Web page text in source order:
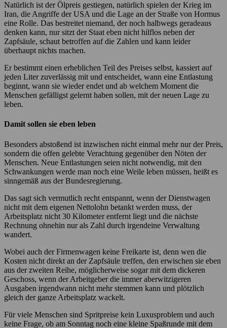
Natürlich ist der Ölpreis gestiegen, natürlich spielen der Krieg im
Iran, die Angriffe der USA und die Lage an der Straße von Hormus
eine Rolle. Das bestreitet niemand, der noch halbwegs geradeaus
denken kann, nur sitzt der Staat eben nicht hilflos neben der
Zapfsäule, schaut betroffen auf die Zahlen und kann leider
überhaupt nichts machen.
Er bestimmt einen erheblichen Teil des Preises selbst, kassiert auf
jeden Liter zuverlässig mit und entscheidet, wann eine Entlastung
beginnt, wann sie wieder endet und ab welchem Moment die
Menschen gefälligst gelernt haben sollen, mit der neuen Lage zu
leben.
Damit sollen sie eben leben
Besonders abstoßend ist inzwischen nicht einmal mehr nur der Preis,
sondern die offen gelebte Verachtung gegenüber den Nöten der
Menschen. Neue Entlastungen seien nicht notwendig, mit den
Schwankungen werde man noch eine Weile leben müssen, heißt es
sinngemäß aus der Bundesregierung.
Das sagt sich vermutlich recht entspannt, wenn der Dienstwagen
nicht mit dem eigenen Nettolohn betankt werden muss, der
Arbeitsplatz nicht 30 Kilometer entfernt liegt und die nächste
Rechnung ohnehin nur als Zahl durch irgendeine Verwaltung
wandert.
Wobei auch der Firmenwagen keine Freikarte ist, denn wen die
Kosten nicht direkt an der Zapfsäule treffen, den erwischen sie eben
aus der zweiten Reihe, möglicherweise sogar mit dem dickeren
Geschoss, wenn der Arbeitgeber die immer aberwitzigeren
Ausgaben irgendwann nicht mehr stemmen kann und plötzlich
gleich der ganze Arbeitsplatz wackelt.
Für viele Menschen sind Spritpreise kein Luxusproblem und auch
keine Frage, ob am Sonntag noch eine kleine Spaßrunde mit dem